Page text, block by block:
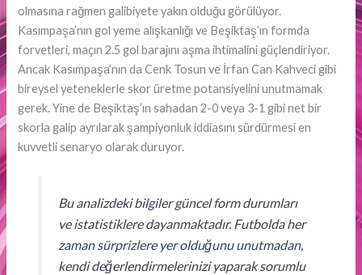
olmasına rağmen galibiyete yakın olduğu görülüyor.
Kasımpaşa’nın gol yeme alışkanlığı ve Beşiktaş’ın formda
forvetleri, maçın 2.5 gol barajını aşma ihtimalini güçlendiriyor.
Ancak Kasımpaşa’nın da Cenk Tosun ve İrfan Can Kahveci gibi
bireysel yeteneklerle skor üretme potansiyelini unutmamak
gerek. Yine de Beşiktaş’ın sahadan 2-0 veya 3-1 gibi net bir
skorla galip ayrılarak şampiyonluk iddiasını sürdürmesi en
kuvvetli senaryo olarak duruyor.
Bu analizdeki bilgiler güncel form durumları
ve istatistiklere dayanmaktadır. Futbolda her
zaman sürprizlere yer olduğunu unutmadan,
kendi değerlendirmelerinizi yaparak sorumlu